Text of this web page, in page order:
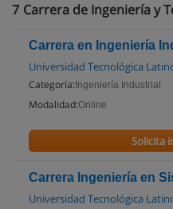
7 Carrera de Ingeniería y
Carrera en Ingeniería
Universidad Tecnológica
Categoría: Ingeniería Industrial
Modalidad:Online
Solicita
Carrera Ingeniería en
Universidad Tecnológica